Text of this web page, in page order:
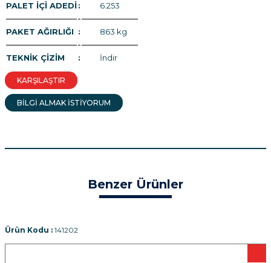
PALET İÇİ ADEDİ: 6.253
PAKET AĞIRLIĞI : 863 kg
TEKNİK ÇİZİM : İndir
KARŞILAŞTIR
BİLGİ ALMAK İSTİYORUM
Benzer Ürünler
Ürün Kodu : 141202